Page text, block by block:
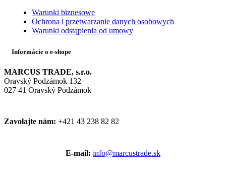
Warunki biznesowe
Ochrona i przetwarzanie danych osobowych
Warunki odstąpienia od umowy
Informácie o e-shope
MARCUS TRADE, s.r.o.
Oravský Podzámok 132
027 41 Oravský Podzámok
Zavolajte nám: +421 43 238 82 82
E-mail: info@marcustrade.sk